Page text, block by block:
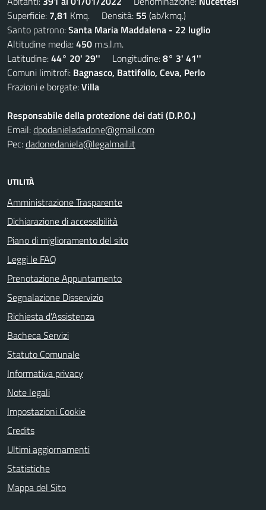
Superficie: 7,81 Kmq. Densità: 55 (ab/kmq.)
Santo patrono:Santa Maria Maddalena - 22 luglio
Altitudine media:450 m.s.l.m.
Latitudine:44° 20' 29'' Longitudine:8° 3' 41''
Comuni limitrofi: Bagnasco, Battifollo, Ceva, Perlo
Frazioni e borgate:Villa
Responsabile della protezione dei dati (D.P.O.)
Email:dpodanieladadone@gmail.com
Pec:dadonedaniela@legalmail.it
UTILITÀ
Amministrazione Trasparente
Dichiarazione di accessibilità
Piano di miglioramento del sito
Leggi le FAQ
Prenotazione Appuntamento
Segnalazione Disservizio
Richiesta d'Assistenza
Bacheca Servizi
Statuto Comunale
Informativa privacy
Note legali
Impostazioni Cookie
Credits
Ultimi aggiornamenti
Statistiche
Mappa del Sito